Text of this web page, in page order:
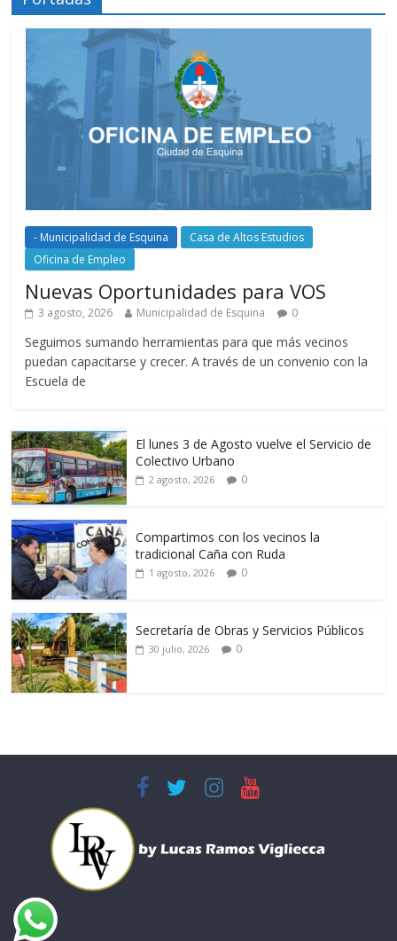
- Municipalidad de Esquina
Casa de Altos Estudios
Oficina de Empleo
Nuevas Oportunidades para VOS
3 agosto, 2026 Municipalidad de Esquina 0
Seguimos sumando herramientas para que más vecinos
puedan capacitarse y crecer. A través de un convenio con la
Escuela de
El lunes 3 de Agosto vuelve el Servicio de
Colectivo Urbano
2 agosto, 2026 0
Compartimos con los vecinos la
tradicional Caña con Ruda
1 agosto, 2026 0
Secretaría de Obras y Servicios Públicos
30 julio, 2026 0